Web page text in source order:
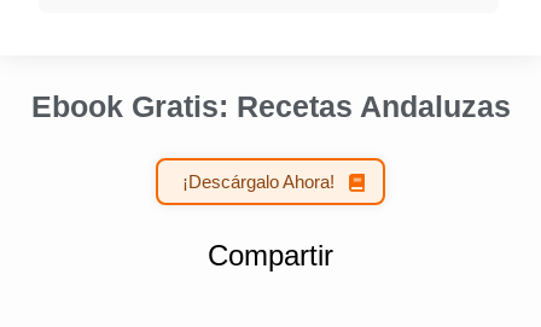
Ebook Gratis: Recetas Andaluzas
¡Descárgalo Ahora!
Compartir